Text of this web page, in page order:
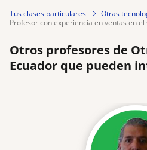
Tus clases particulares
Otras
profesor con experiencia en ventas en
Otros profesores de
Ecuador que pueden